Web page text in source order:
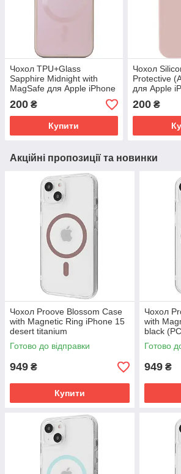
Чохол TPU+Glass
Sapphire Midnight with
MagSafe для Apple iPhone
Рожевий / Pink Sand
200 ₴
Купити
Чохол
Protective
для Apple
(6.1")
200₴
Акційні пропозиції та новинки
Чохол Proove Blossom Case
with Magnetic Ring iPhone 15
desert titanium
(PCBLIP150033)
Готово до відправки
949 ₴
Купити
Чохол
with
black
Готово
949 ₴